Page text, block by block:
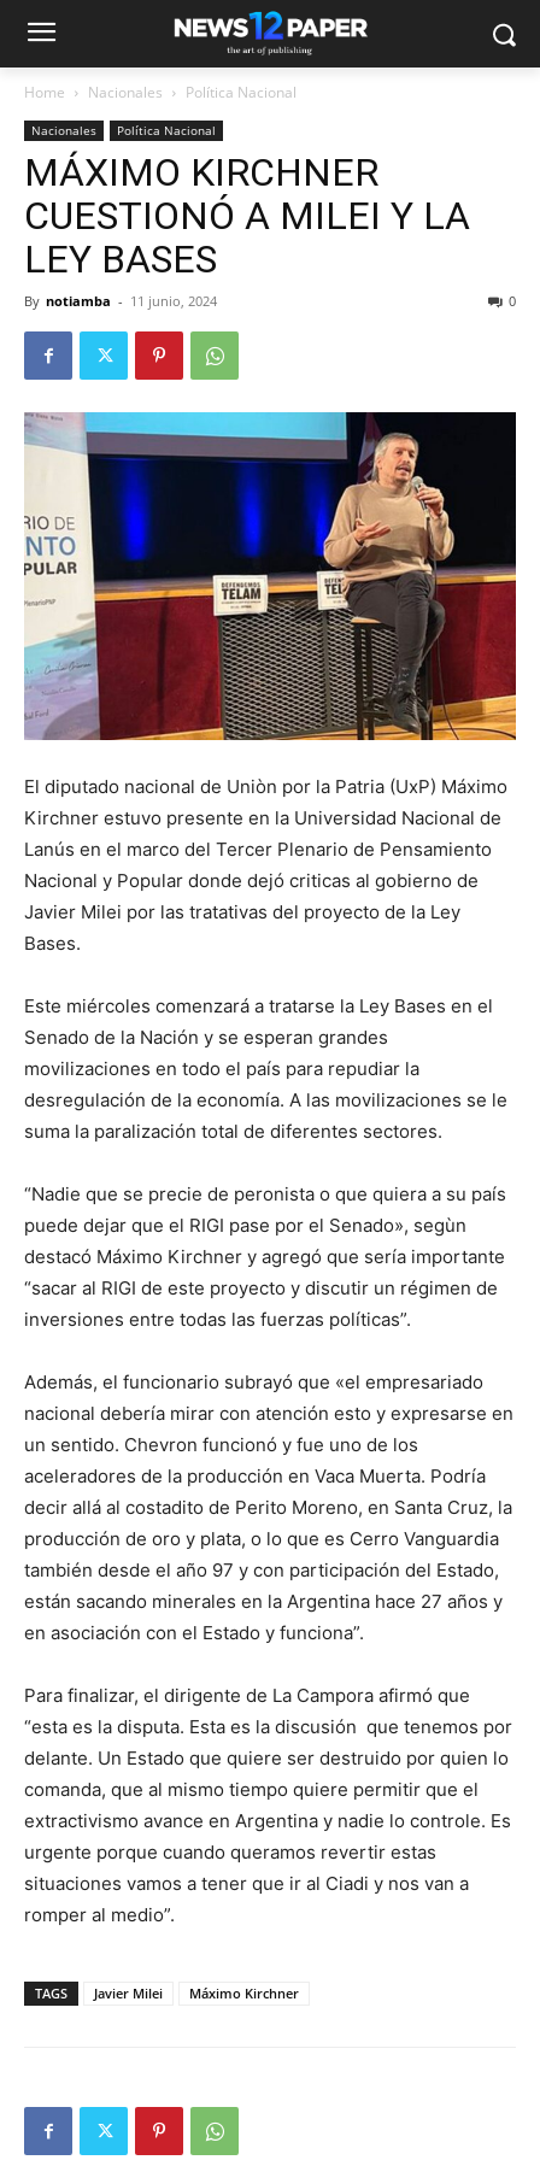
Home Nacionales Política Nacional
Nacionales Política Nacional
MÁXIMO KIRCHNER
CUESTIONÓ A MILEI Y LA
LEY BASES
By notiamba - 11 junio, 2024 0
El diputado nacional de Uniòn por la Patria (UxP) Máximo
Kirchner estuvo presente en la Universidad Nacional de
Lanús en el marco del Tercer Plenario de Pensamiento
Nacional y Popular donde dejó criticas al gobierno de
Javier Milei por las tratativas del proyecto de la Ley
Bases.
Este miércoles comenzará a tratarse la Ley Bases en el
Senado de la Nación y se esperan grandes
movilizaciones en todo el país para repudiar la
desregulación de la economía. A las movilizaciones se le
suma la paralización total de diferentes sectores.
“Nadie que se precie de peronista o que quiera a su país
puede dejar que el RIGI pase por el Senado», segùn
destacó Máximo Kirchner y agregó que sería importante
“sacar al RIGI de este proyecto y discutir un régimen de
inversiones entre todas las fuerzas políticas”.
Además, el funcionario subrayó que «el empresariado
nacional debería mirar con atención esto y expresarse en
un sentido. Chevron funcionó y fue uno de los
aceleradores de la producción en Vaca Muerta. Podría
decir allá al costadito de Perito Moreno, en Santa Cruz, la
producción de oro y plata, o lo que es Cerro Vanguardia
también desde el año 97 y con participación del Estado,
están sacando minerales en la Argentina hace 27 años y
en asociación con el Estado y funciona”.
Para finalizar, el dirigente de La Campora afirmó que
“esta es la disputa. Esta es la discusión que tenemos por
delante. Un Estado que quiere ser destruido por quien lo
comanda, que al mismo tiempo quiere permitir que el
extractivismo avance en Argentina y nadie lo controle. Es
urgente porque cuando queramos revertir estas
situaciones vamos a tener que ir al Ciadi y nos van a
romper al medio”.
TAGS Javier Milei Máximo Kirchner